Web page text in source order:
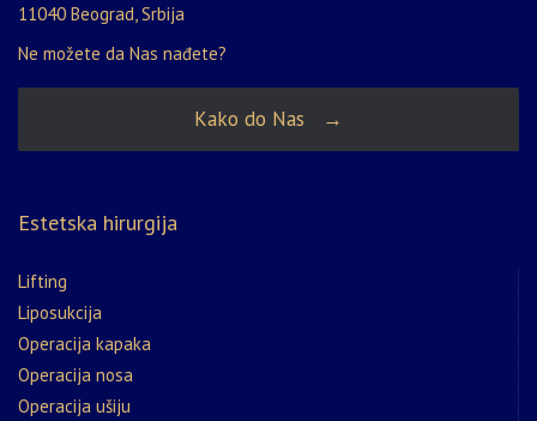
11040 Beograd, Srbija
Ne možete da Nas nađete?
Kako do Nas →
Estetska hirurgija
Lifting
Liposukcija
Operacija kapaka
Operacija nosa
Operacija ušiju